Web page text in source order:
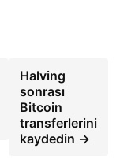
Halving
sonrası
Bitcoin
transferlerini
kaydedin →